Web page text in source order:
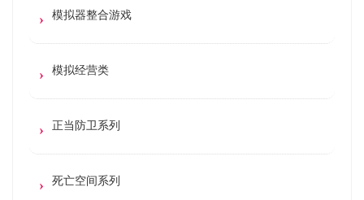
模拟器整合游戏
模拟经营类
正当防卫系列
死亡空间系列